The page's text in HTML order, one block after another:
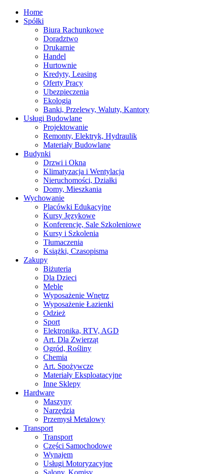
Home
Spółki
Biura Rachunkowe
Doradztwo
Drukarnie
Handel
Hurtownie
Kredyty, Leasing
Oferty Pracy
Ubezpieczenia
Ekologia
Banki, Przelewy, Waluty, Kantory
Usługi Budowlane
Projektowanie
Remonty, Elektryk, Hydraulik
Materiały Budowlane
Budynki
Drzwi i Okna
Klimatyzacja i Wentylacja
Nieruchomości, Działki
Domy, Mieszkania
Wychowanie
Placówki Edukacyjne
Kursy Językowe
Konferencje, Sale Szkoleniowe
Kursy i Szkolenia
Tłumaczenia
Książki, Czasopisma
Zakupy
Biżuteria
Dla Dzieci
Meble
Wyposażenie Wnętrz
Wyposażenie Łazienki
Odzież
Sport
Elektronika, RTV, AGD
Art. Dla Zwierząt
Ogród, Rośliny
Chemia
Art. Spożywcze
Materiały Eksploatacyjne
Inne Sklepy
Hardware
Maszyny
Narzędzia
Przemysł Metalowy
Transport
Transport
Części Samochodowe
Wynajem
Usługi Motoryzacyjne
Salony, Komisy